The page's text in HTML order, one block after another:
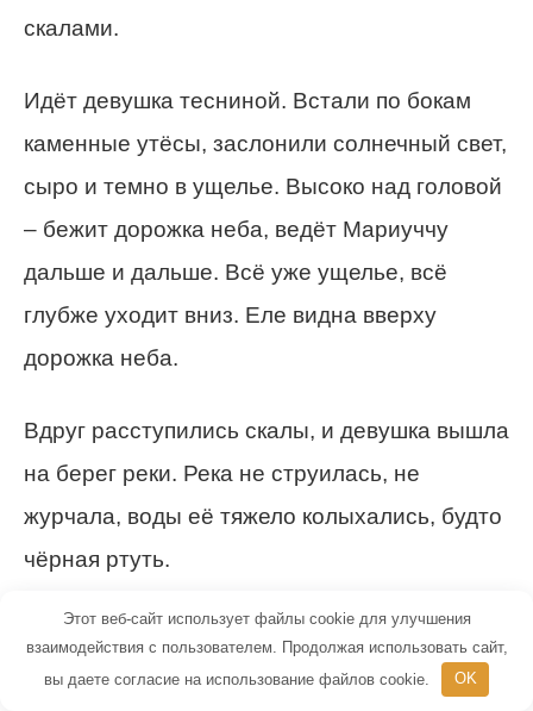
скалами.
Идёт девушка тесниной. Встали по бокам
каменные утёсы, заслонили солнечный свет,
сыро и темно в ущелье. Высоко над головой
– бежит дорожка неба, ведёт Мариуччу
дальше и дальше. Всё уже ущелье, всё
глубже уходит вниз. Еле видна вверху
дорожка неба.
Вдруг расступились скалы, и девушка вышла
на берег реки. Река не струилась, не
журчала, воды её тяжело колыхались, будто
чёрная ртуть.
Мариуччу мучила жажда. Она хотела
напиться, но вдруг вспомнила, что
Этот веб-сайт использует файлы cookie для улучшения
взаимодействия с пользователем. Продолжая использовать сайт,
вы даете согласие на использование файлов cookie.
OK